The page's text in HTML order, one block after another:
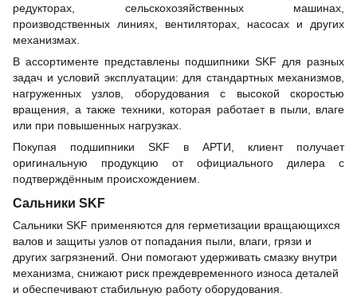
редукторах, сельскохозяйственных машинах,
производственных линиях, вентиляторах, насосах и других
механизмах.
В ассортименте представлены подшипники SKF для разных
задач и условий эксплуатации: для стандартных механизмов,
нагруженных узлов, оборудования с высокой скоростью
вращения, а также техники, которая работает в пыли, влаге
или при повышенных нагрузках.
Покупая подшипники SKF в АРТИ, клиент получает
оригинальную продукцию от официального дилера с
подтверждённым происхождением.
Сальники SKF
Сальники SKF применяются для герметизации вращающихся
валов и защиты узлов от попадания пыли, влаги, грязи и
других загрязнений. Они помогают удерживать смазку внутри
механизма, снижают риск преждевременного износа деталей
и обеспечивают стабильную работу оборудования.